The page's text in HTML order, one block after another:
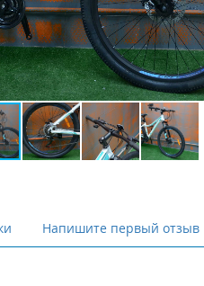
Напишите первый отзыв